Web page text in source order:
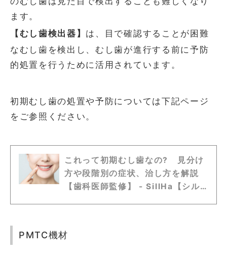
ます。
【むし歯検出器】 は、目で確認することが困難
なむし歯を検出し、むし歯が進行する前に予防
的処置を行うために活用されています。
初期むし歯の処置や予防については下記ページ
をご参照ください。
これって初期むし歯なの? 見分け
方や段階別の症状、治し方を解説
【歯科医師監修】 - SillHa【シル
PMTC機材